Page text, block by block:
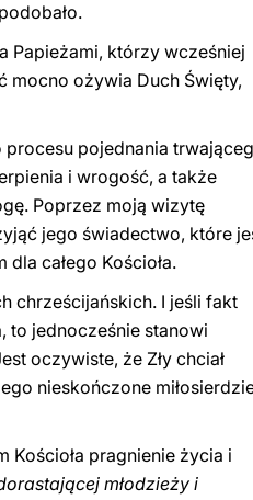
Papieżami, którzy wcześniej
mocno ożywia Duch Święty,
pojednania
i wrogość, a także
Poprzez moją wizytę
jego świadectwo, które
całego Kościoła.
chrześcijańskich. I jeśli fakt
to jednocześnie stanowi
oczywiste, że Zły chciał
nieskończone
Kościoła pragnienie życia i
młodzieży i